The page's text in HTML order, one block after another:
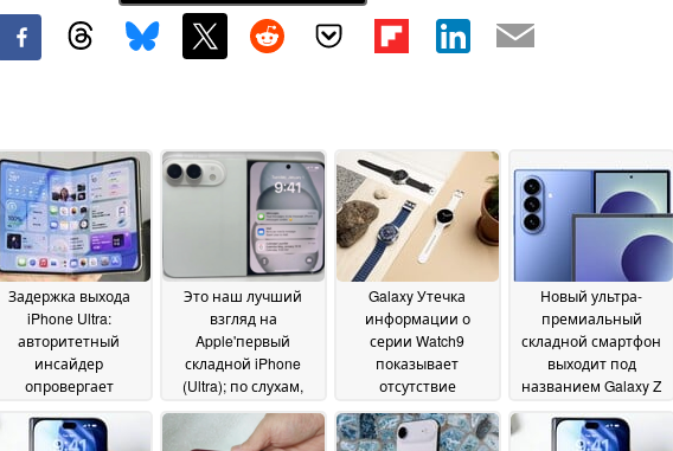
Задержка выхода
iPhone Ultra:
авторитетный
инсайдер
опровергает
утверждения17 June
Это наш лучший
взгляд на
Apple'первый
складной iPhone
(Ultra); по слухам,
07 June 2026
Galaxy Утечка
информации о
серии Watch9
показывает
отсутствие
скорости зарядки по
Новый ультра-
премиальный
складной смартфон
выходит под
названием Galaxy Z
большим